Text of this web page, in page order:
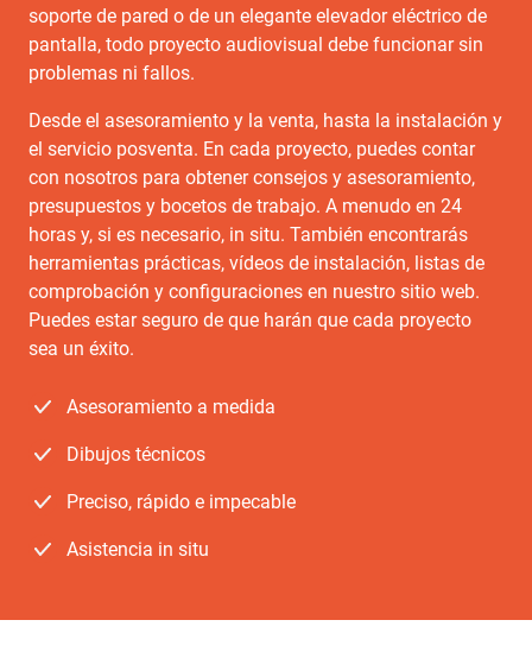
soporte de pared o de un elegante elevador eléctrico de
pantalla, todo proyecto audiovisual debe funcionar sin
problemas ni fallos.
Desde el asesoramiento y la venta, hasta la instalación y
el servicio posventa. En cada proyecto, puedes contar
con nosotros para obtener consejos y asesoramiento,
presupuestos y bocetos de trabajo. A menudo en 24
horas y, si es necesario, in situ. También encontrarás
herramientas prácticas, vídeos de instalación, listas de
comprobación y configuraciones en nuestro sitio web.
Puedes estar seguro de que harán que cada proyecto
sea un éxito.
Asesoramiento a medida
Dibujos técnicos
Preciso, rápido e impecable
Asistencia in situ